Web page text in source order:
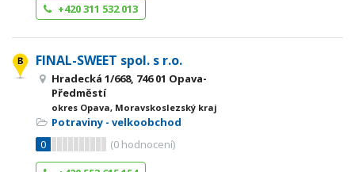
+420 311 532 013
FINAL-SWEET spol. s r.o.
Hradecká 1/668, 746 01 Opava-
Předměstí
okres Opava, Moravskoslezský kraj
Potraviny - velkoobchod
0
(0 hodnocení)